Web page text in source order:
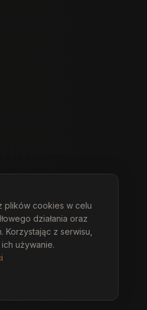
plików cookies w celu
działania oraz
Korzystając z serwisu,
używanie.